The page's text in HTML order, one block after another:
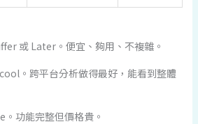
或 Later。便宜、夠用、不複雜。
。跨平台分析做得最好，能看到整體
功能完整但價格貴。